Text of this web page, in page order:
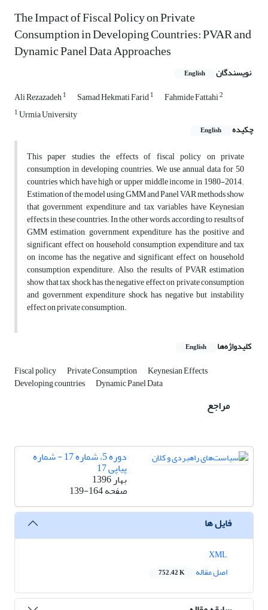
The Impact of Fiscal Policy on Private
Consumption in Developing Countries: PVAR and
Dynamic Panel Data Approaches
نویسندگان English
Ali Rezazadeh1 Samad Hekmati Farid1 Fahmide Fattahi2
1Urmia University
چکیده
English
This paper studies the effects of fiscal policy on private
consumption in developing countries. We use annual data for 50
countries which have high or upper middle income in 1980-2014.
Estimation of the model using GMM and Panel VAR methods show
that government expenditure and tax variables have Keynesian
effects in these countries. In the other words, according to results of
GMM estimation, government expenditure has the positive and
significant effect on household consumption expenditure and tax
on income has the negative and significant effect on household
consumption expenditure. Also, the results of PVAR estimation
show that tax shock has the negative effect on private consumption
and government expenditure shock has negative but instability
effect on private consumption.
کلیدواژه‌ها English
Fiscal policy Private Consumption Keynesian Effects
Developing countries Dynamic Panel Data
مراجع
دوره 5، شماره 17 - شماره
پیاپی 17
بهار 1396
صفحه139-164
فایل ها
اصل مقاله
752.42 K